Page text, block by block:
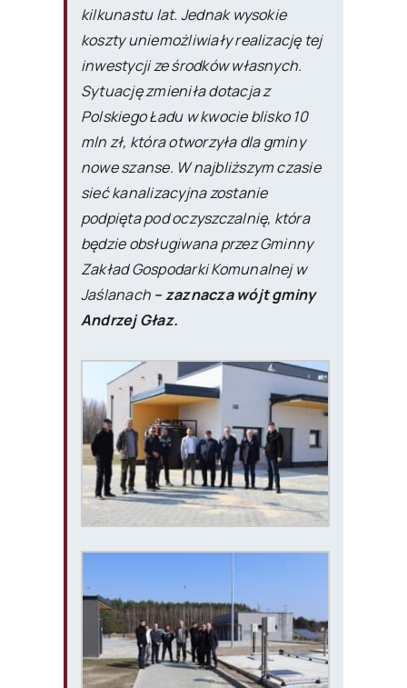
kilkunastu lat. Jednak wysokie
koszty uniemożliwiały realizację tej
inwestycji ze środków własnych.
Sytuację zmieniła dotacja z
Polskiego Ładu w kwocie blisko 10
mln zł, która otworzyła dla gminy
nowe szanse. W najbliższym czasie
sieć kanalizacyjna zostanie
podpięta pod oczyszczalnię, która
będzie obsługiwana przez Gminny
Zakład Gospodarki Komunalnej w
Jaślanach – zaznacza wójt gminy
Andrzej Głaz.